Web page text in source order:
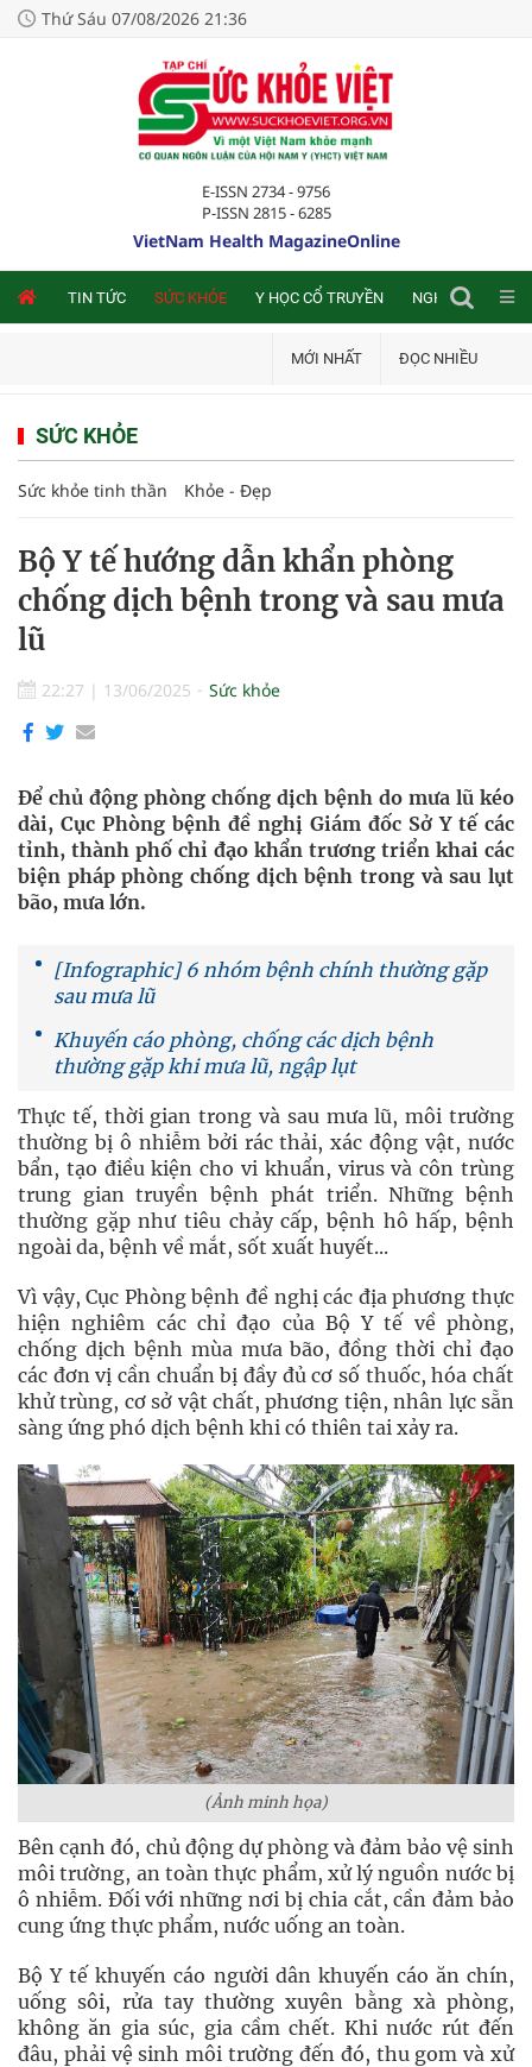
Thứ Sáu 07/08/2026 21:36
E-ISSN 2734 - 9756
P-ISSN 2815 - 6285
VietNam Health MagazineOnline
TIN TỨC SỨC KHỎE Y HỌC CỔ TRUYỀN NGHIÊN CỨU
MỚI NHẤT ĐỌC NHIỀU
SỨC KHỎE
Sức khỏe tinh thần Khỏe - Đẹp
Bộ Y tế hướng dẫn khẩn phòng
chống dịch bệnh trong và sau mưa
lũ
22:27 | 13/06/2025 Sức khỏe
Để chủ động phòng chống dịch bệnh do mưa lũ kéo
dài, Cục Phòng bệnh đề nghị Giám đốc Sở Y tế các
tỉnh, thành phố chỉ đạo khẩn trương triển khai các
biện pháp phòng chống dịch bệnh trong và sau lụt
bão, mưa lớn.
[Infographic] 6 nhóm bệnh chính thường gặp
sau mưa lũ
Khuyến cáo phòng, chống các dịch bệnh
thường gặp khi mưa lũ, ngập lụt
Thực tế, thời gian trong và sau mưa lũ, môi trường
thường bị ô nhiễm bởi rác thải, xác động vật, nước
bẩn, tạo điều kiện cho vi khuẩn, virus và côn trùng
trung gian truyền bệnh phát triển. Những bệnh
thường gặp như tiêu chảy cấp, bệnh hô hấp, bệnh
ngoài da, bệnh về mắt, sốt xuất huyết...
Vì vậy, Cục Phòng bệnh đề nghị các địa phương thực
hiện nghiêm các chỉ đạo của Bộ Y tế về phòng,
chống dịch bệnh mùa mưa bão, đồng thời chỉ đạo
các đơn vị cần chuẩn bị đầy đủ cơ số thuốc, hóa chất
khử trùng, cơ sở vật chất, phương tiện, nhân lực sẵn
sàng ứng phó dịch bệnh khi có thiên tai xảy ra.
(Ảnh minh họa)
Bên cạnh đó, chủ động dự phòng và đảm bảo vệ sinh
môi trường, an toàn thực phẩm, xử lý nguồn nước bị
ô nhiễm. Đối với những nơi bị chia cắt, cần đảm bảo
cung ứng thực phẩm, nước uống an toàn.
Bộ Y tế khuyến cáo người dân khuyến cáo ăn chín,
uống sôi, rửa tay thường xuyên bằng xà phòng,
không ăn gia súc, gia cầm chết. Khi nước rút đến
đâu, phải vệ sinh môi trường đến đó, thu gom và xử